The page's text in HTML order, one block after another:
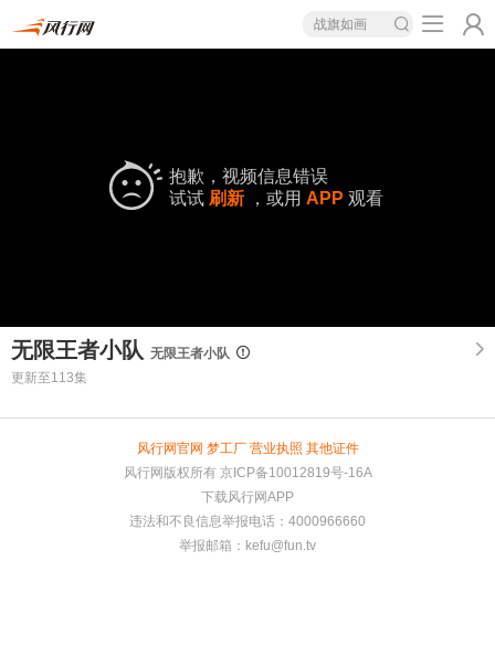
战旗如画
抱歉，视频信息错误
试试 刷新 ，或用 APP 观看
无限王者小队 无限王者小队
更新至113集
风行网官网 梦工厂 营业执照 其他证件
风行网版权所有 京ICP备10012819号-16A
下载风行网APP
违法和不良信息举报电话：4000966660
举报邮箱： kefu@fun.tv